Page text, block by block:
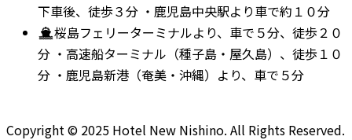
下車後、徒歩３分 ・鹿児島中央駅より車で約１０分
桜島フェリーターミナルより、車で５分、徒歩２０
分 ・高速船ターミナル（種子島・屋久島）、徒歩１０
分 ・鹿児島新港（奄美・沖縄）より、車で５分
Copyright © 2025 Hotel New Nishino. All Rights Reserved.